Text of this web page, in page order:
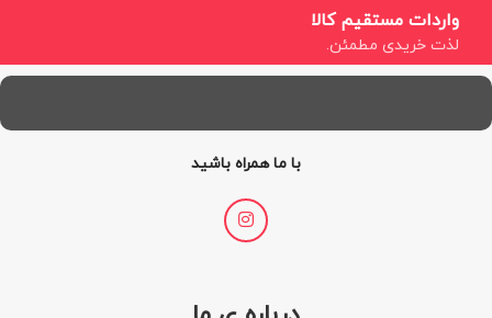
واردات مستقیم کالا
لذت خریدی مطمئن.
با ما همراه باشید